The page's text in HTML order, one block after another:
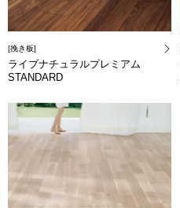
[挽き板]
ライブナチュラルプレミアム
STANDARD